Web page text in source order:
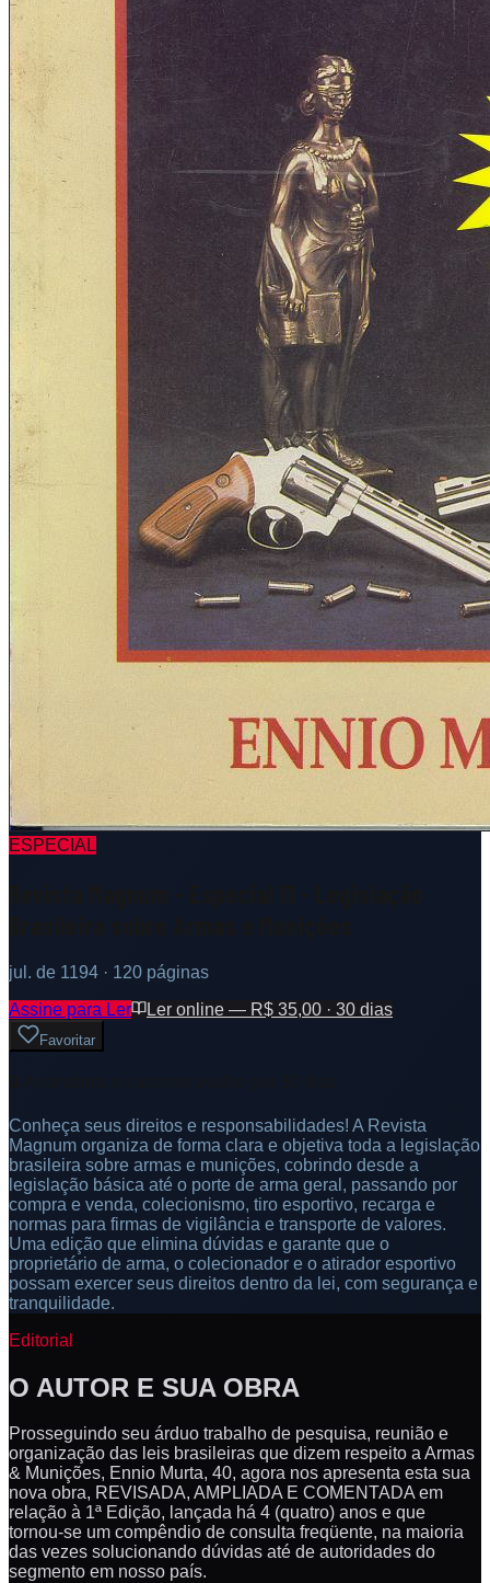
ESPECIAL
jul. de 1194 · 120 páginas
Assine para Ler
Ler online — R$ 35,00 · 30 dias
Favoritar
Conheça seus direitos e responsabilidades! A Revista
Magnum organiza de forma clara e objetiva toda a legislação
brasileira sobre armas e munições, cobrindo desde a
legislação básica até o porte de arma geral, passando por
compra e venda, colecionismo, tiro esportivo, recarga e
normas para firmas de vigilância e transporte de valores.
Uma edição que elimina dúvidas e garante que o
proprietário de arma, o colecionador e o atirador esportivo
possam exercer seus direitos dentro da lei, com segurança e
tranquilidade.
Editorial
O AUTOR E SUA OBRA
Prosseguindo seu árduo trabalho de pesquisa, reunião e
organização das leis brasileiras que dizem respeito a Armas
& Munições, Ennio Murta, 40, agora nos apresenta esta sua
nova obra, REVISADA, AMPLIADA E COMENTADA em
relação à 1ª Edição, lançada há 4 (quatro) anos e que
tornou-se um compêndio de consulta freqüente, na maioria
das vezes solucionando dúvidas até de autoridades do
segmento em nosso país.